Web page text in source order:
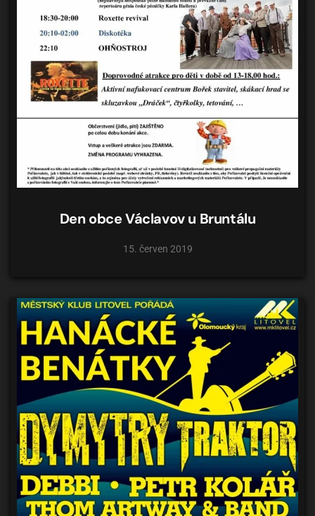
Den obce Václavov u Bruntálu
15. červen 2019